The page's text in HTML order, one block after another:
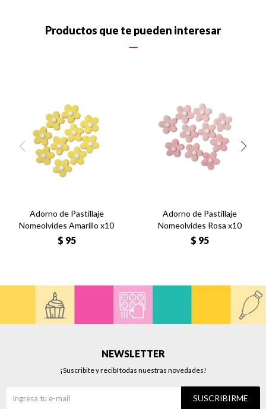
Productos que te pueden interesar
Adorno de Pastillaje
Nomeolvides Amarillo x10
$ 95
Adorno de Pastillaje
Nomeolvides Rosa x10
$ 95
NEWSLETTER
¡Suscribite y recibí todas nuestras novedades!
SUSCRIBIRME